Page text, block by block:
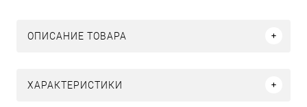
ОПИСАНИЕ ТОВАРА
ХАРАКТЕРИСТИКИ